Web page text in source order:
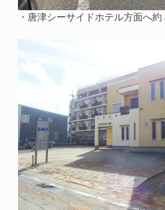
・唐津シーサイドホテル方面へ